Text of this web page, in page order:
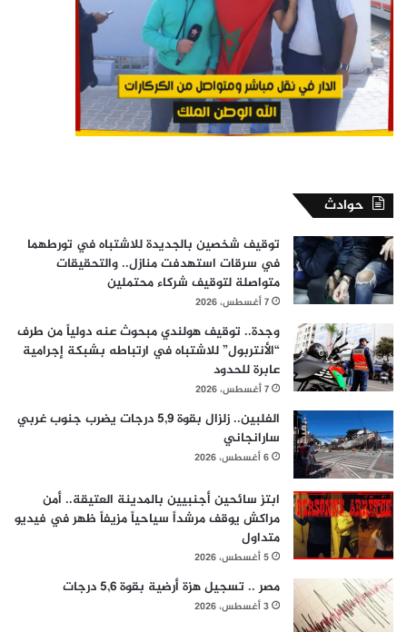
حوادث
توقيف شخصين بالجديدة للاشتباه في تورطهما
في سرقات استهدفت منازل.. والتحقيقات
متواصلة لتوقيف شركاء محتملين
7 أغسطس، 2026
وجدة.. توقيف هولندي مبحوث عنه دولياً من طرف
“الأنتربول” للاشتباه في ارتباطه بشبكة إجرامية
عابرة للحدود
7 أغسطس، 2026
الفلبين.. زلزال بقوة 5,9 درجات يضرب جنوب غربي
سارانجاني
6 أغسطس، 2026
ابتز سائحين أجنبيين بالمدينة العتيقة.. أمن
مراكش يوقف مرشداً سياحياً مزيفاً ظهر في فيديو
متداول
5 أغسطس، 2026
مصر .. تسجيل هزة أرضية بقوة 5,6 درجات
3 أغسطس، 2026